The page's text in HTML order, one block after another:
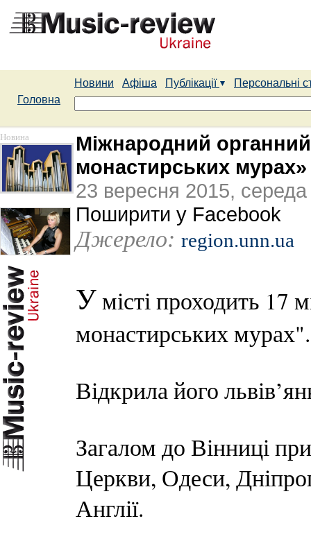
Новини Афіша Публікації
Персональні
Головна
Новина
Міжнародний
монастирських
23 вересня 2015, середа
Поширити у Facebook
Джерело: region.unn.ua
Умісті проходить 17
монастирських мурах".
Відкрила його
Загалом до Вінниці
Церкви, Одеси,
Англії.